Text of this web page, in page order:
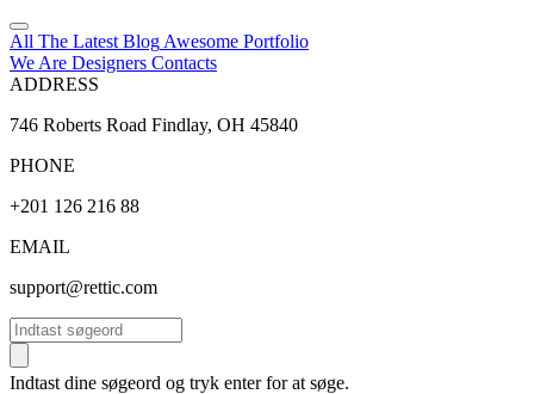
All The Latest Blog Awesome Portfolio
We Are Designers Contacts
ADDRESS
746 Roberts Road Findlay, OH 45840
PHONE
+201 126 216 88
EMAIL
support@rettic.com
Søg
Indtast dine søgeord og tryk enter for at søge.